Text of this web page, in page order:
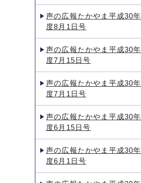
声の広報たかやま平成30年
度8月1日号
声の広報たかやま平成30年
度7月15日号
声の広報たかやま平成30年
度7月1日号
声の広報たかやま平成30年
度6月15日号
声の広報たかやま平成30年
度6月1日号